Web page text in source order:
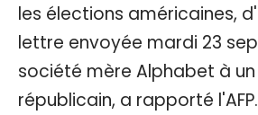
les élections américaines,
lettre envoyée mardi 23
société mère Alphabet à
républicain, a rapporté l'AFP.